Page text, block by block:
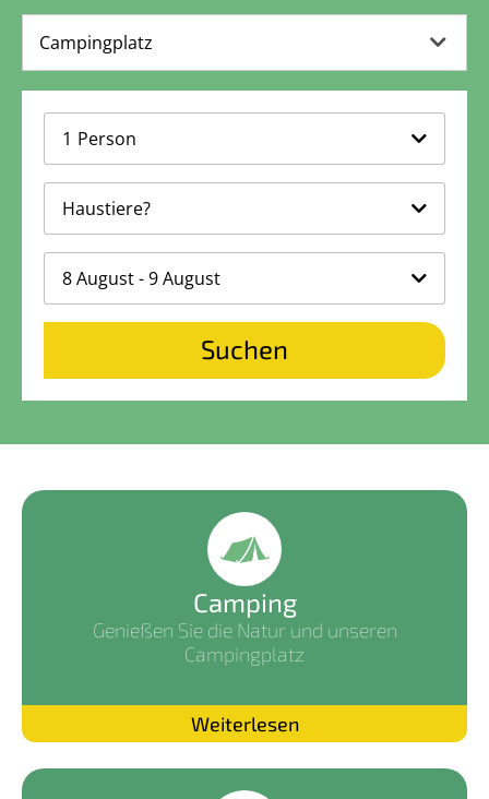
1 Person
Haustiere?
8 August - 9 August
Suchen
Camping
Genießen Sie die Natur und unseren
Campingplatz
Weiterlesen